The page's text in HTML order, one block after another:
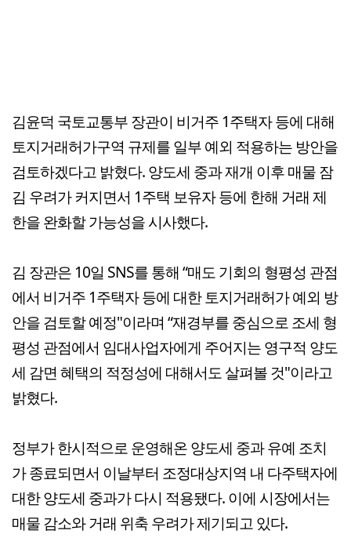
김윤덕 국토교통부 장관이 비거주 1주택자 등에 대해
토지거래허가구역 규제를 일부 예외 적용하는 방안을
검토하겠다고 밝혔다. 양도세 중과 재개 이후 매물 잠
김 우려가 커지면서 1주택 보유자 등에 한해 거래 제
한을 완화할 가능성을 시사했다.
김 장관은 10일 SNS를 통해 “매도 기회의 형평성 관점
에서 비거주 1주택자 등에 대한 토지거래허가 예외 방
안을 검토할 예정"이라며 “재경부를 중심으로 조세 형
평성 관점에서 임대사업자에게 주어지는 영구적 양도
세 감면 혜택의 적정성에 대해서도 살펴볼 것"이라고
밝혔다.
정부가 한시적으로 운영해온 양도세 중과 유예 조치
가 종료되면서 이날부터 조정대상지역 내 다주택자에
대한 양도세 중과가 다시 적용됐다. 이에 시장에서는
매물 감소와 거래 위축 우려가 제기되고 있다.